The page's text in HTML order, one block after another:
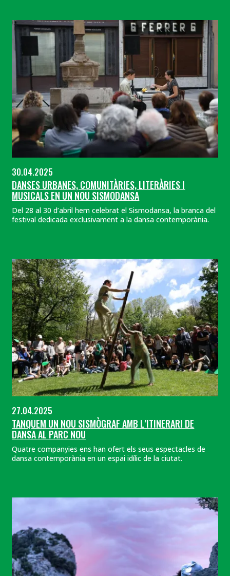
30.04.2025
DANSES URBANES, COMUNITÀRIES, LITERÀRIES I
MUSICALS EN UN NOU SISMODANSA
Del 28 al 30 d’abril hem celebrat el Sismodansa, la branca del
festival dedicada exclusivament a la dansa contemporània.
27.04.2025
TANQUEM UN NOU SISMÒGRAF AMB L’ITINERARI DE
DANSA AL PARC NOU
Quatre companyies ens han ofert els seus espectacles de
dansa contemporània en un espai idílic de la ciutat.